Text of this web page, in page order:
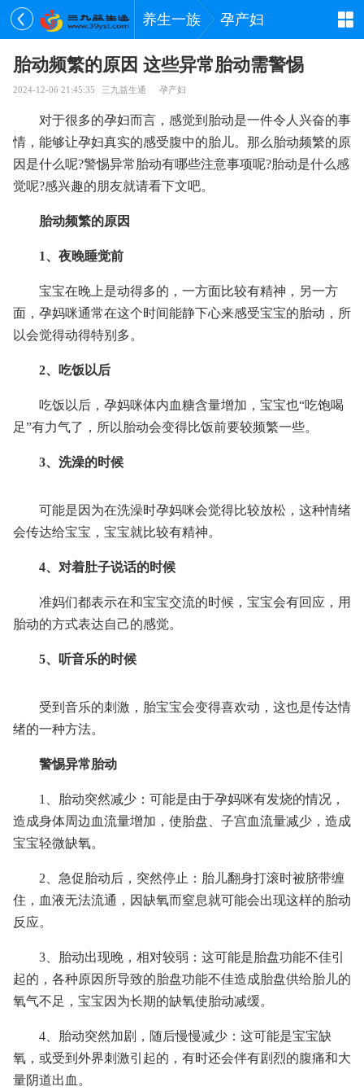
养生一族 孕产妇
胎动频繁的原因 这些异常胎动需警惕
2024-12-06 21:45:35 三九益生通 孕产妇
对于很多的孕妇而言，感觉到胎动是一件令人兴奋的事
情，能够让孕妇真实的感受腹中的胎儿。那么胎动频繁的原
因是什么呢?警惕异常胎动有哪些注意事项呢?胎动是什么感
觉呢?感兴趣的朋友就请看下文吧。
胎动频繁的原因
1、夜晚睡觉前
宝宝在晚上是动得多的，一方面比较有精神，另一方
面，孕妈咪通常在这个时间能静下心来感受宝宝的胎动，所
以会觉得动得特别多。
2、吃饭以后
吃饭以后，孕妈咪体内血糖含量增加，宝宝也“吃饱喝
足”有力气了，所以胎动会变得比饭前要较频繁一些。
3、洗澡的时候
可能是因为在洗澡时孕妈咪会觉得比较放松，这种情绪
会传达给宝宝，宝宝就比较有精神。
4、对着肚子说话的时候
准妈们都表示在和宝宝交流的时候，宝宝会有回应，用
胎动的方式表达自己的感觉。
5、听音乐的时候
受到音乐的刺激，胎宝宝会变得喜欢动，这也是传达情
绪的一种方法。
警惕异常胎动
1、胎动突然减少：可能是由于孕妈咪有发烧的情况，
造成身体周边血流量增加，使胎盘、子宫血流量减少，造成
宝宝轻微缺氧。
2、急促胎动后，突然停止：胎儿翻身打滚时被脐带缠
住，血液无法流通，因缺氧而窒息就可能会出现这样的胎动
反应。
3、胎动出现晚，相对较弱：这可能是胎盘功能不佳引
起的，各种原因所导致的胎盘功能不佳造成胎盘供给胎儿的
氧气不足，宝宝因为长期的缺氧使胎动减缓。
4、胎动突然加剧，随后慢慢减少：这可能是宝宝缺
氧，或受到外界刺激引起的，有时还会伴有剧烈的腹痛和大
量阴道出血。